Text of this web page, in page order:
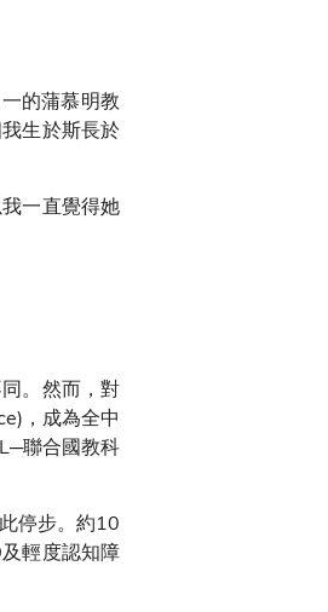
的蒲慕明教
生於斯長於
一直覺得她
。然而，對
，成為全中
聯合國教科
停步。約10
輕度認知障